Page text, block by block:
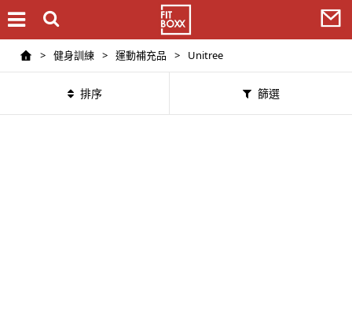
> 健身訓練 > 運動補充品 > Unitree
排序 篩選